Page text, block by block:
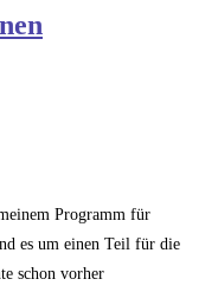
Programm für
es um einen Teil für die
schon vorher